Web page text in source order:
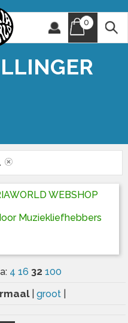
0
WEBSHOP
Muziekliefhebbers
4 16 32 100
groot